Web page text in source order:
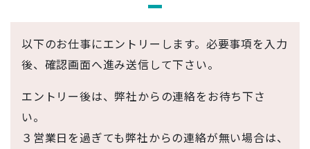
以下のお仕事にエントリーします。必要事項を入力
後、確認画面へ進み送信して下さい。
エントリー後は、弊社からの連絡をお待ち下さ
い。
３営業日を過ぎても弊社からの連絡が無い場合は、